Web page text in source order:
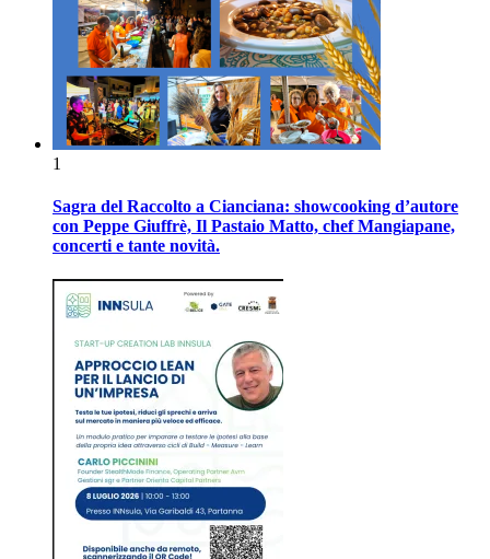
1
Sagra del Raccolto a Cianciana: showcooking d’autore
con Peppe Giuffrè, Il Pastaio Matto, chef Mangiapane,
concerti e tante novità.